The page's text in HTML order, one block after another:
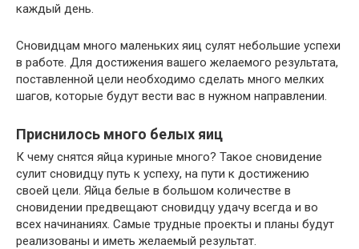
каждый день.
Сновидцам много маленьких яиц сулят небольшие успехи
в работе. Для достижения вашего желаемого результата,
поставленной цели необходимо сделать много мелких
шагов, которые будут вести вас в нужном направлении.
Приснилось много белых яиц
К чему снятся яйца куриные много? Такое сновидение
сулит сновидцу путь к успеху, на пути к достижению
своей цели. Яйца белые в большом количестве в
сновидении предвещают сновидцу удачу всегда и во
всех начинаниях. Самые трудные проекты и планы будут
реализованы и иметь желаемый результат.